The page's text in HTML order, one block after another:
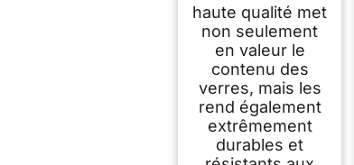
haute qualité met
non seulement
en valeur le
contenu des
verres, mais les
rend également
extrêmement
durables et